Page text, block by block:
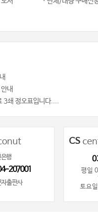
내
3쇄 정오표입니다....
행
207001
출판사
CS
평일
토요